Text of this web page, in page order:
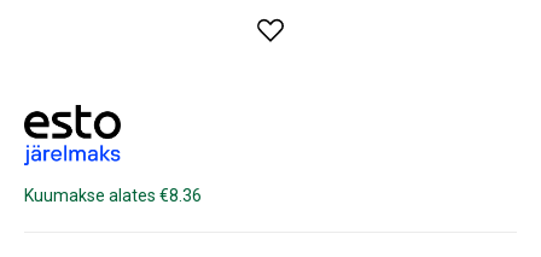
Kuumakse alates €8.36